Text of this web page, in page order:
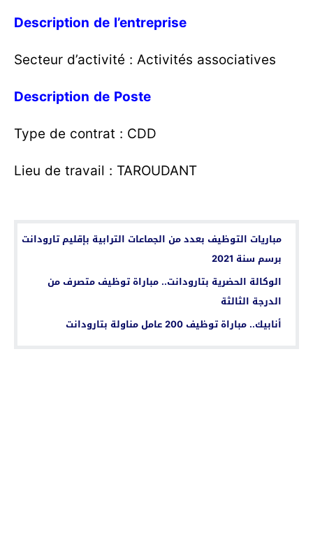
Description de l’entreprise
Secteur d’activité : Activités associatives
Description de Poste
Type de contrat : CDD
Lieu de travail : TAROUDANT
مباريات التوظيف بعدد من الجماعات الترابية بإقليم تارودانت
برسم سنة 2021
الوكالة الحضرية بتارودانت.. مباراة توظيف متصرف من
الدرجة الثالثة
أنابيك.. مباراة توظيف 200 عامل مناولة بتارودانت